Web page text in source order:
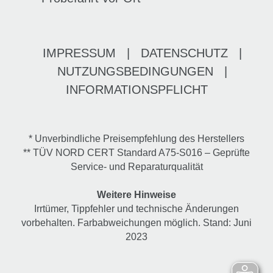
IMPRESSUM DATENSCHUTZ
NUTZUNGSBEDINGUNGEN
INFORMATIONSPFLICHT
* Unverbindliche Preisempfehlung des Herstellers
** TÜV NORD CERT Standard A75-S016 – Geprüfte
Service- und Reparaturqualität
Weitere Hinweise
Irrtümer, Tippfehler und technische Änderungen
vorbehalten. Farbabweichungen möglich. Stand: Juni
2023